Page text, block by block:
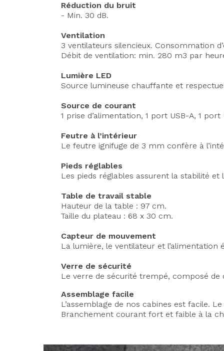
Réduction du bruit
- Min. 30 dB.
Ventilation
3 ventilateurs silencieux. Consommation
Débit de ventilation: min. 280 m3 par
Lumière LED
Source lumineuse chauffante et
Source de courant
1 prise d’alimentation, 1 port USB-A, 1
Feutre à l’intérieur
Le feutre ignifuge de 3 mm confère à
Pieds réglables
Les pieds réglables assurent la stabilité
Table de travail stable
Hauteur de la table : 97 cm.
Taille du plateau : 68 x 30 cm.
Capteur de mouvement
La lumière, le ventilateur et
Verre de sécurité
Le verre de sécurité trempé, composé de
Assemblage facile
L’assemblage de nos cabines est facile.
Branchement courant fort et faible à la